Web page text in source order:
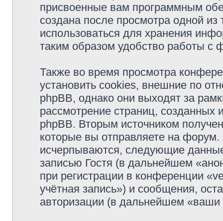
присвоенные вам программным
создана после просмотра одной
использоваться для хранения
таким образом удобство работы с
Также во время просмотра
установить cookies, внешние по
phpBB, однако они выходят за
рассмотрение страниц,
phpBB. Вторым источником
которые вы отправляете на
исчерпываются, следующие
записью Гостя (в дальнейшем
при регистрации в конференции
учётная запись») и сообщения,
авторизации (в дальнейшем